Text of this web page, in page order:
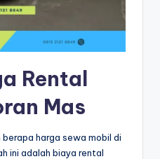
Rental
Mas
harga sewa mobil di
ini adalah biaya rental